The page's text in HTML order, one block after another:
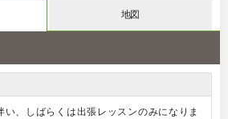
地図
、しばらくは出張レッスンのみになりま